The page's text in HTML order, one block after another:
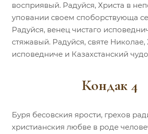
восприявый. Радуйся, Христа в
уповании своем споборствующа
Радуйся, венец чистаго
стяжавый. Радуйся, святе Николае,
исповедниче и Казахстанский
Кондак 4
Буря бесовския ярости, грехов
христианския любве в роде